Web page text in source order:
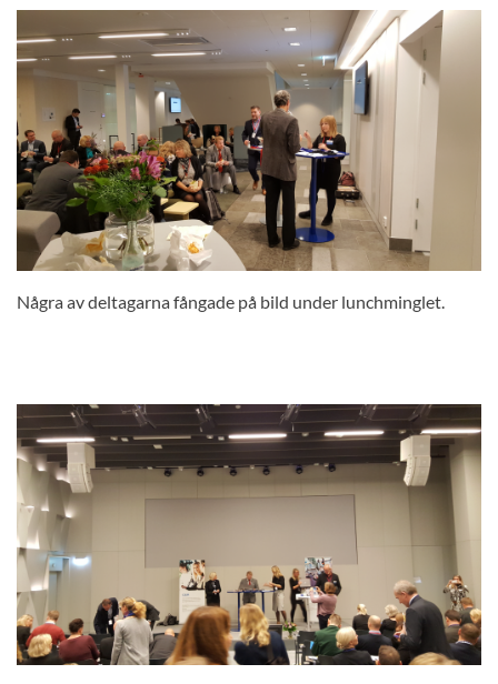
Några av deltagarna fångade på bild under lunchminglet.